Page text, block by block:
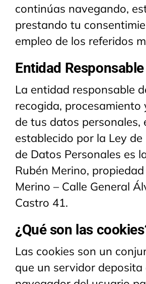
continúas navegando,
prestando tu
empleo de los referidos
Entidad Responsable
La entidad responsable
recogida, procesamiento
de tus datos personales,
establecido por la Ley
de Datos Personales es
Rubén Merino,
Merino – Calle General
Castro 41.
¿Qué son las
Las cookies son un
que un servidor deposita